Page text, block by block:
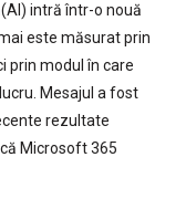
intră într-o nouă
este măsurat prin
prin modul în care
Mesajul a fost
rezultate
Microsoft 365